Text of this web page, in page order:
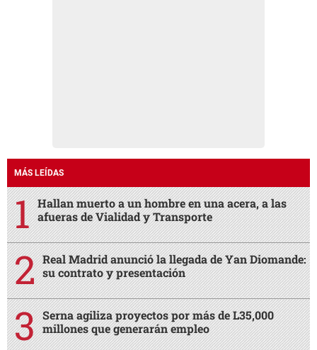
MÁS LEÍDAS
Hallan muerto a un hombre en una acera, a las
afueras de Vialidad y Transporte
Real Madrid anunció la llegada de Yan Diomande:
su contrato y presentación
Serna agiliza proyectos por más de L35,000
millones que generarán empleo